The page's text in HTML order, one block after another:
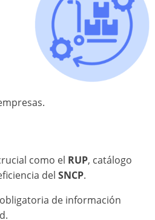
como el RUP, catálogo
del SNCP.
de información